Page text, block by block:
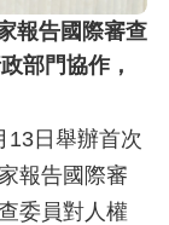
報告國際審查
部門協作，
13日舉辦首次
報告國際審
委員對人權